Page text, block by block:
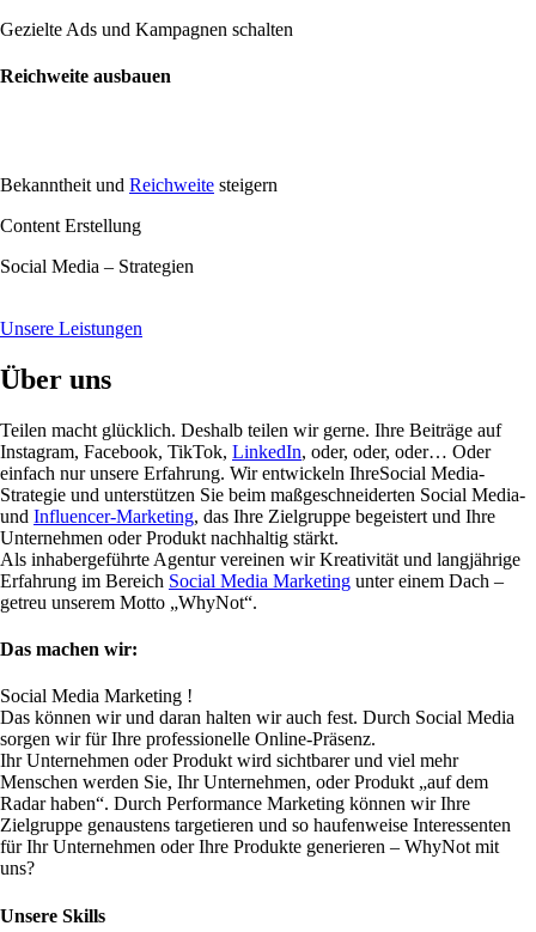
Gezielte Ads und Kampagnen schalten
Reichweite ausbauen
Bekanntheit und Reichweite steigern
Content Erstellung
Social Media – Strategien
Unsere Leistungen
Über uns
Teilen macht glücklich. Deshalb teilen wir gerne. Ihre Beiträge auf
Instagram, Facebook, TikTok, LinkedIn, oder, oder, oder… Oder
einfach nur unsere Erfahrung. Wir entwickeln IhreSocial Media-
Strategie und unterstützen Sie beim maßgeschneiderten Social Media-
und Influencer-Marketing, das Ihre Zielgruppe begeistert und Ihre
Unternehmen oder Produkt nachhaltig stärkt.
Als inhabergeführte Agentur vereinen wir Kreativität und langjährige
Erfahrung im Bereich Social Media Marketing unter einem Dach –
getreu unserem Motto „WhyNot“.
Das machen wir:
Social Media Marketing !
Das können wir und daran halten wir auch fest. Durch Social Media
sorgen wir für Ihre professionelle Online-Präsenz.
Ihr Unternehmen oder Produkt wird sichtbarer und viel mehr
Menschen werden Sie, Ihr Unternehmen, oder Produkt „auf dem
Radar haben“. Durch Performance Marketing können wir Ihre
Zielgruppe genaustens targetieren und so haufenweise Interessenten
für Ihr Unternehmen oder Ihre Produkte generieren – WhyNot mit
uns?
Unsere Skills